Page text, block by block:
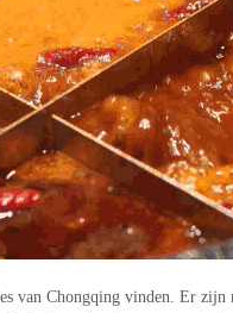
van Chongqing vinden. Er